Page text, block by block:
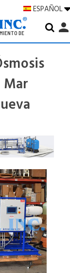
ESPAÑOL
DE